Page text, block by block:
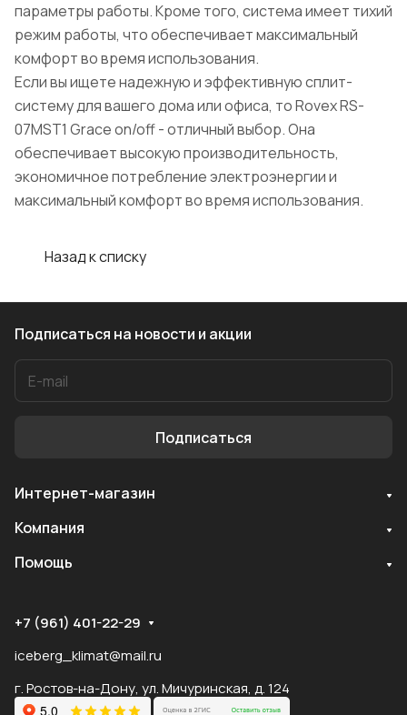
параметры работы. Кроме того, система имеет тихий
режим работы, что обеспечивает максимальный
комфорт во время использования.
Если вы ищете надежную и эффективную сплит-
систему для вашего дома или офиса, то Rovex RS-
07MST1 Grace on/off - отличный выбор. Она
обеспечивает высокую производительность,
экономичное потребление электроэнергии и
максимальный комфорт во время использования.
Назад к списку
Подписаться на новости и акции
Подписаться
Интернет-магазин
Компания
Помощь
+7 (961) 401-22-29
iceberg_klimat@mail.ru
г. Ростов-на-Дону, ул. Мичуринская, д. 124